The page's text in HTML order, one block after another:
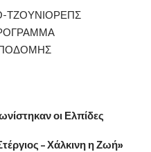
ΤΖΟΥΝΙΟΡΕΤΙΚΕΤΕΣ
ΕΠΣ
οι Ελπίδες
– Χάλκινη η Ζωή»